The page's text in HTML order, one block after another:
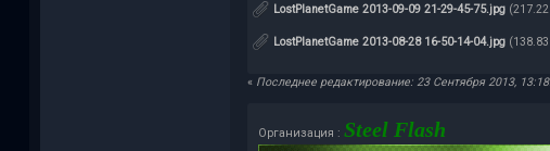
LostPlanetGame 2013-09-09 21-29-45-75.jpg(217.22
LostPlanetGame 2013-08-28 16-50-14-04.jpg(138.83
« Последнее редактирование: 23 Сентября 2013,
Организация : Steel Flash